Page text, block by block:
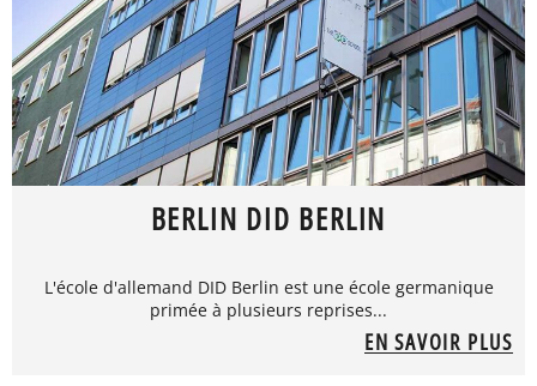
BERLIN DID BERLIN
L'école d'allemand DID Berlin est une école germanique
primée à plusieurs reprises...
EN SAVOIR PLUS